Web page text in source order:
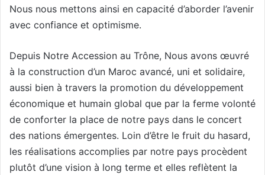
Nous nous mettons ainsi en capacité d’aborder l’avenir
avec confiance et optimisme.
Depuis Notre Accession au Trône, Nous avons œuvré
à la construction d’un Maroc avancé, uni et solidaire,
aussi bien à travers la promotion du développement
économique et humain global que par la ferme volonté
de conforter la place de notre pays dans le concert
des nations émergentes. Loin d’être le fruit du hasard,
les réalisations accomplies par notre pays procèdent
plutôt d’une vision à long terme et elles reflètent la